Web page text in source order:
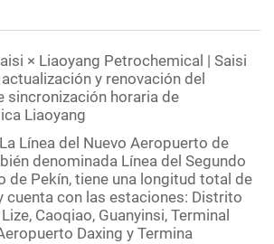
× Liaoyang Petrochemical | Saisi
y renovación del
sincronización horaria de
Liaoyang
La Línea del Nuevo Aeropuerto de
denominada Línea del Segundo
de Pekín, tiene una longitud total de
cuenta con las estaciones: Distrito
Caoqiao, Guanyinsi, Terminal
Daxing y Termina